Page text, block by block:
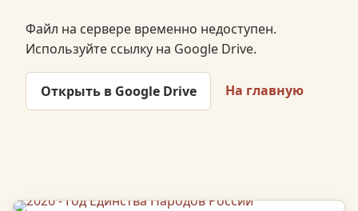
Файл на сервере временно недоступен.
Используйте ссылку на Google Drive.
Открыть в Google Drive На главную